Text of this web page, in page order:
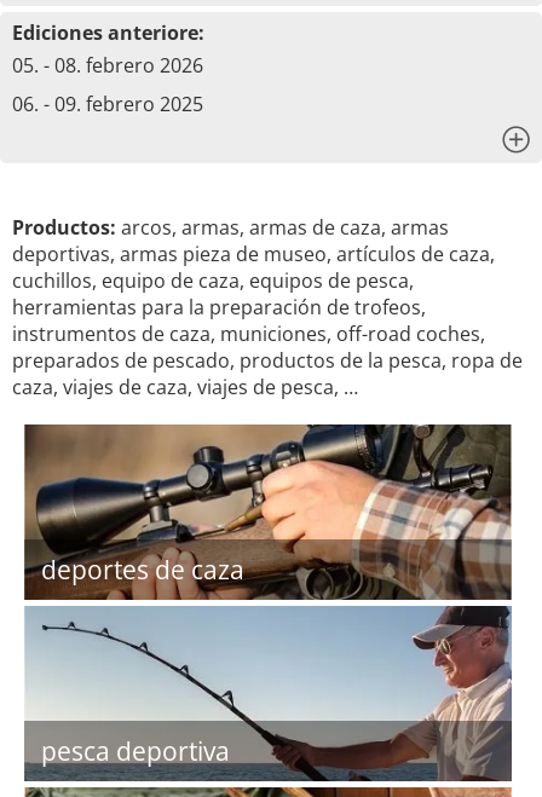
Ediciones anteriore:
05. - 08. febrero 2026
06. - 09. febrero 2025
Productos: arcos, armas, armas de caza, armas
deportivas, armas pieza de museo, artículos de caza,
cuchillos, equipo de caza, equipos de pesca,
herramientas para la preparación de trofeos,
instrumentos de caza, municiones, off-road coches,
preparados de pescado, productos de la pesca, ropa de
caza, viajes de caza, viajes de pesca, …
deportes de caza
pesca deportiva